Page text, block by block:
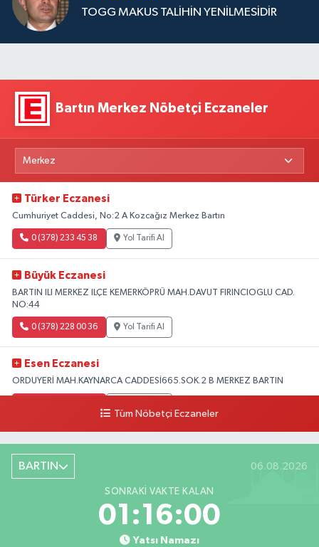
TOGG MAKUS TALİHİN YENİLMESİDİR
Bartın Merkez Nöbetçi Eczaneler
Türker Eczanesi
Cumhuriyet Caddesi, No:2 A Kozcağız Merkez Bartın
0 (378) 233 45 38 Yol Tarifi Al
Büyük Eczanesi
BARTIN ILI MERKEZ ILÇE KEMERKÖPRÜ MAH.DAVUT FIRINCIOGLU CAD.
NO:44
0 (378) 228 00 36 Yol Tarifi Al
Esen Eczanesi
ORDUYERİ MAH.KAYNARCA CADDESİ665.SOK.2 B MERKEZ BARTIN
Şiremirçavuş Mahallesi, Kırıkçı Zeliha Ana Sokak No:20 8 Merkez Bartın
0 (378) 227 85 45
Tüm Nöbetçi Eczaneler
BARTIN 06.08.2026
SONRAKI VAKTE KALAN
01:15:58
Yatsı Namazı